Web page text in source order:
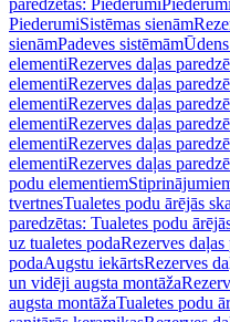
paredzētas: PiederumiPiederumi
PiederumiSistēmas sienām
sienāmPadeves sistēmām
elementiRezerves daļas
elementiRezerves daļas
elementiRezerves daļas
elementiRezerves daļas
elementiRezerves daļas
elementiRezerves daļas
podu elementiem
tvertnesTualetes podu ārējās
paredzētas: Tualetes podu
uz tualetes podaRezerves
podaAugstu iekārtsRezerves
un vidēji augsta montāža
augsta montāžaTualetes podu